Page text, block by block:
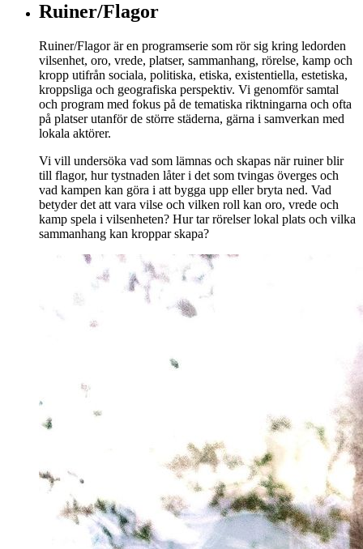
Ruiner/Flagor
Ruiner/Flagor är en programserie som rör sig kring ledorden
vilsenhet, oro, vrede, platser, sammanhang, rörelse, kamp och
kropp utifrån sociala, politiska, etiska, existentiella, estetiska,
kroppsliga och geografiska perspektiv. Vi genomför samtal
och program med fokus på de tematiska riktningarna och ofta
på platser utanför de större städerna, gärna i samverkan med
lokala aktörer.
Vi vill undersöka vad som lämnas och skapas när ruiner blir
till flagor, hur tystnaden låter i det som tvingas överges och
vad kampen kan göra i att bygga upp eller bryta ned. Vad
betyder det att vara vilse och vilken roll kan oro, vrede och
kamp spela i vilsenheten? Hur tar rörelser lokal plats och vilka
sammanhang kan kroppar skapa?